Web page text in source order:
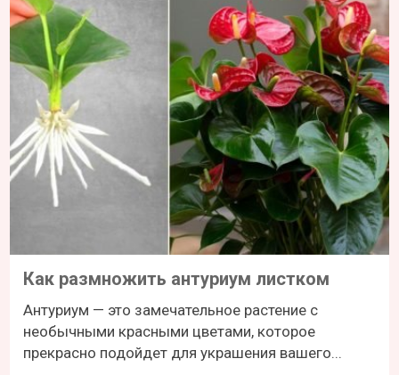
Как размножить антуриум листком
Антуриум — это замечательное растение с
необычными красными цветами, которое
прекрасно подойдет для украшения вашего...